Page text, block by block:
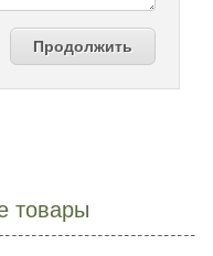
Продолжить
товары